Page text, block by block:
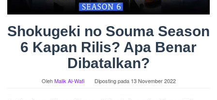
Shokugeki no Souma Season
6 Kapan Rilis? Apa Benar
Dibatalkan?
OlehMalik Al-Wafi Diposting pada 13 November 2022